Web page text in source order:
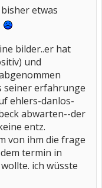
etwas
bilder..er hat
und
seiner erfahrunge
ehlers-danlos-
abwarten--der
entz.
von ihm die frage
termin in
ich wüsste